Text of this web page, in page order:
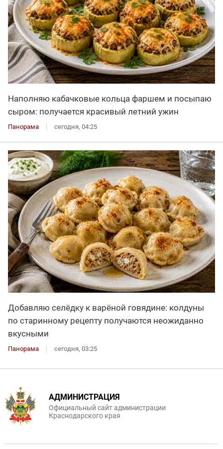
Наполняю кабачковые кольца фаршем и посыпаю
сыром: получается красивый летний ужин
Панорама сегодня, 04:25
Добавляю селёдку к варёной говядине: колдуны
по старинному рецепту получаются неожиданно
вкусными
Панорама сегодня, 03:25
АДМИНИСТРАЦИЯ
Официальный сайт администрации
Краснодарского края